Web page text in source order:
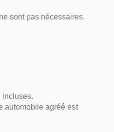
sont pas nécessaires.
incluses.
automobile agréé est